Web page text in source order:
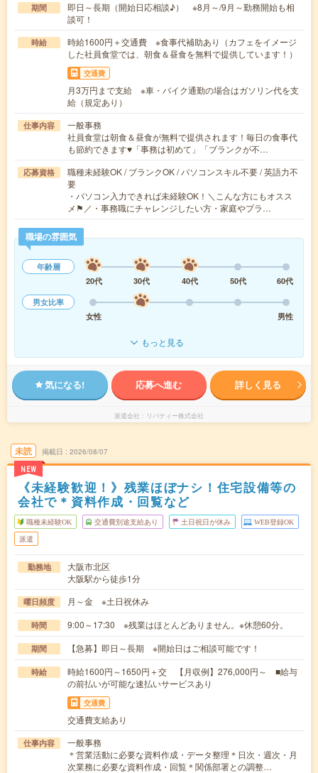
期間
即日～長期（開始日応相談♪） ※8月～/9月～勤務開始も相
談可！
時給
時給1600円＋交通費 ※食事代補助あり（カフェをイメージ
した社員食堂では、朝食＆昼食を無料で提供しています！）
交通費
月3万円まで支給 ※車・バイク通勤の場合はガソリン代を支
給（規定あり）
仕事内容
一般事務
社員食堂は朝食＆昼食が無料で提供されます！毎日の食事代
も節約できます♥「事務は初めて」「ブランクが不…
応募資格
職種未経験OK / ブランクOK / パソコンスキル不要 / 英語力不
要
・パソコン入力できれば未経験OK！＼こんな方にもオスス
メ⚑／・事務職にチャレンジしたい方・家庭やプラ…
職場の雰囲気
年齢層
20代
30代 40代 50代
60代
男女比率
女性
男性
もっと見る
気になる! 応募へ進む 詳しく見る
派遣会社 リバティー株式会社
未読
NEW
掲載日 2026/08/07
《未経験歓迎！》残業ほぼナシ！住宅設備等の
会社で＊資料作成・回覧など
職種未経験OK 交通費別途支給あり 土日祝日が休み WEB登録OK
派遣
勤務地
大阪市北区
大阪駅から徒歩1分
曜日頻度 月～金 ※土日祝休み
時間 9:00～17:30 ※残業はほとんどありません。※休憩60分。
期間 【急募】即日～長期 ※開始日はご相談可能です！
時給
時給1600円～1650円＋交 【月収例】276,000円～ ■給与
の前払いが可能な速払いサービスあり
交通費
交通費支給あり
仕事内容
一般事務
＊営業活動に必要な資料作成・データ整理＊日次・週次・月
次業務に必要な資料作成・回覧＊関係部署との調整…